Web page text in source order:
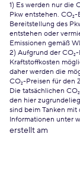
1) Es werden nur die
Pkw entstehen.
Bereitstellung des
entstehen oder
Emissionen gemäß
2) Aufgrund der
Kraftstoffkosten
daher werden die
CO₂-Preisen für den
Die tatsächlichen
den hier
sind beim Tanken
Informationen unter
erstellt am